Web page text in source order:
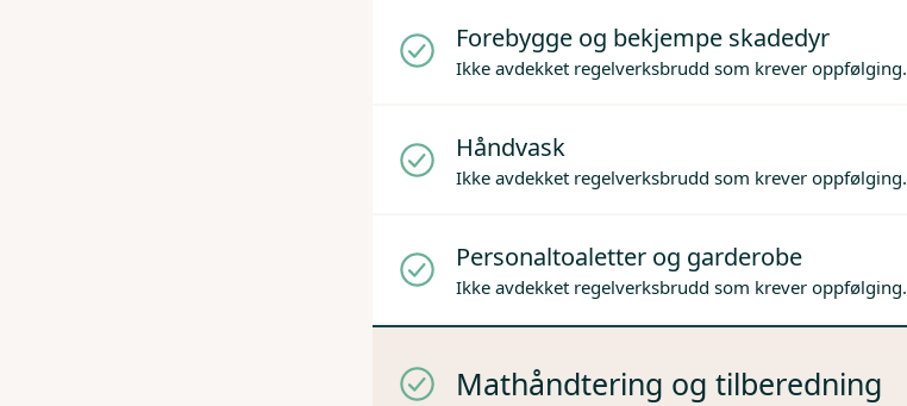
Forebygge og bekjempe skadedyr
Ikke avdekket regelverksbrudd som krever oppfølging.
Håndvask
Ikke avdekket regelverksbrudd som krever oppfølging.
Personaltoaletter og garderobe
Ikke avdekket regelverksbrudd som krever oppfølging.
Mathåndtering og tilberedning